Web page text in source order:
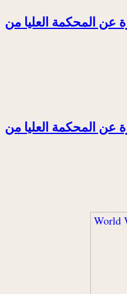
عن المحكمة العليا من
عن المحكمة العليا من